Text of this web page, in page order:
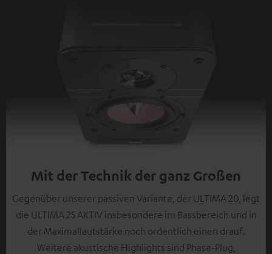
Mit der Technik der ganz Großen
Gegenüber unserer passiven Variante, der ULTIMA 20, legt
die ULTIMA 25 AKTIV insbesondere im Bassbereich und in
der Maximallautstärke noch ordentlich einen drauf.
Weitere akustische Highlights sind Phase-Plug,